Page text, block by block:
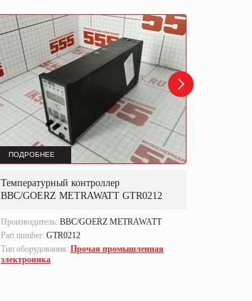
ПОДРОБНЕЕ
Температурный контроллер
BBC/GOERZ METRAWATT GTR0212
Производитель: BBC/GOERZ METRAWATT
Part number: GTR0212
Тип оборудования: Прочая промышленная
электроника